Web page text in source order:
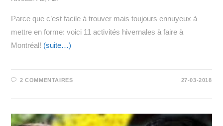
Parce que c’est facile à trouver mais toujours ennuyeux à
mettre en forme: voici 11 activités hivernales à faire à
Montréal! (suite…)
2 COMMENTAIRES 27-03-2018